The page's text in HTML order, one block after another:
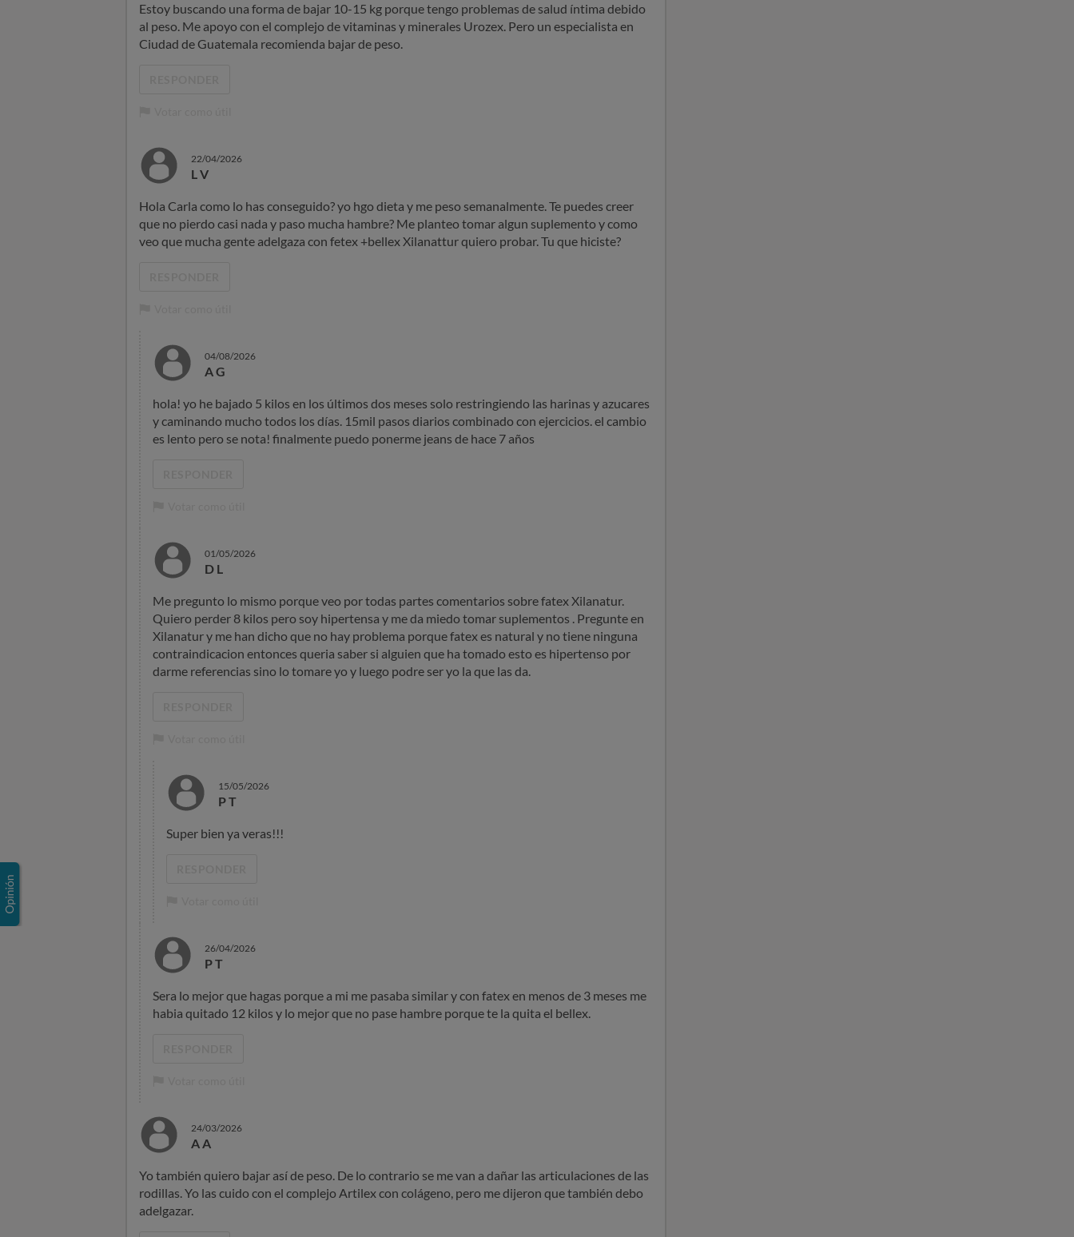
Estoy buscando una forma de bajar 10-15 kg porque tengo problemas de salud íntima debido
al peso. Me apoyo con el complejo de vitaminas y minerales Urozex. Pero un especialista en
Ciudad de Guatemala recomienda bajar de peso.
22/04/2026
L V
Hola Carla como lo has conseguido? yo hgo dieta y me peso semanalmente. Te puedes creer
que no pierdo casi nada y paso mucha hambre? Me planteo tomar algun suplemento y como
veo que mucha gente adelgaza con fetex +bellex Xilanattur quiero probar. Tu que hiciste?
04/08/2026
A G
hola! yo he bajado 5 kilos en los últimos dos meses solo restringiendo las harinas y azucares
y caminando mucho todos los días. 15mil pasos diarios combinado con ejercicios. el cambio
es lento pero se nota! finalmente puedo ponerme jeans de hace 7 años
01/05/2026
D L
Me pregunto lo mismo porque veo por todas partes comentarios sobre fatex Xilanatur.
Quiero perder 8 kilos pero soy hipertensa y me da miedo tomar suplementos . Pregunte en
Xilanatur y me han dicho que no hay problema porque fatex es natural y no tiene ninguna
contraindicacion entonces queria saber si alguien que ha tomado esto es hipertenso por
darme referencias sino lo tomare yo y luego podre ser yo la que las da.
15/05/2026
P T
Super bien ya veras!!!
26/04/2026
P T
Sera lo mejor que hagas porque a mi me pasaba similar y con fatex en menos de 3 meses me
habia quitado 12 kilos y lo mejor que no pase hambre porque te la quita el bellex.
24/03/2026
A A
Yo también quiero bajar así de peso. De lo contrario se me van a dañar las articulaciones de las
rodillas. Yo las cuido con el complejo Artilex con colágeno, pero me dijeron que también debo
adelgazar.